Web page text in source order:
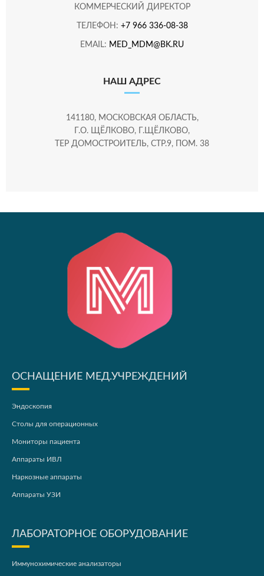
КОММЕРЧЕСКИЙ ДИРЕКТОР
ТЕЛЕФОН: +7 966 336-08-38
EMAIL: MED_MDM@BK.RU
НАШ АДРЕС
141180, МОСКОВСКАЯ ОБЛАСТЬ,
Г.О. ЩЁЛКОВО, Г.ЩЁЛКОВО,
ТЕР ДОМОСТРОИТЕЛЬ, СТР.9, ПОМ. 38
ОСНАЩЕНИЕ МЕД.УЧРЕЖДЕНИЙ
Эндоскопия
Столы для операционных
Мониторы пациента
Аппараты ИВЛ
Наркозные аппараты
Аппараты УЗИ
ЛАБОРАТОРНОЕ ОБОРУДОВАНИЕ
Иммунохимические анализаторы